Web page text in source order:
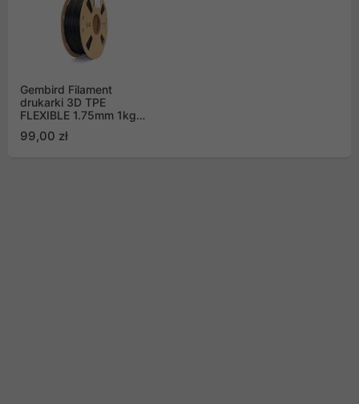
Gembird Filament
drukarki 3D TPE
FLEXIBLE 1.75mm 1kg
99,00 zł